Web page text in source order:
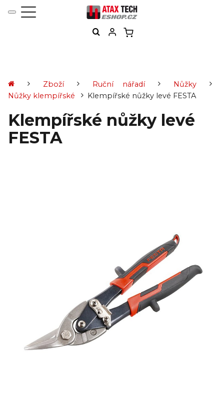
Zboží Ruční nářadí
Nůžky
Nůžky klempířské
Klempířské nůžky levé FESTA
Klempířské nůžky levé
FESTA